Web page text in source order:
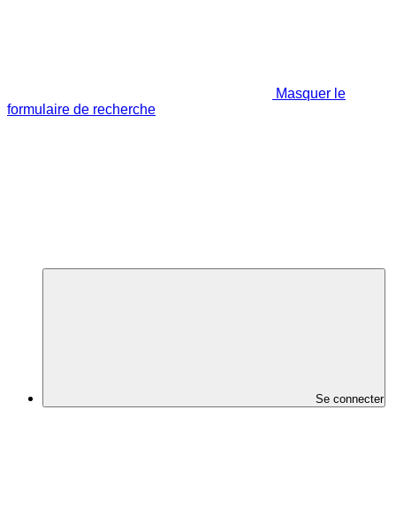
Masquer le
formulaire de recherche
Se connecter